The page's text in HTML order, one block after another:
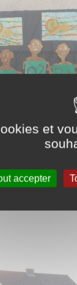
et
accepter